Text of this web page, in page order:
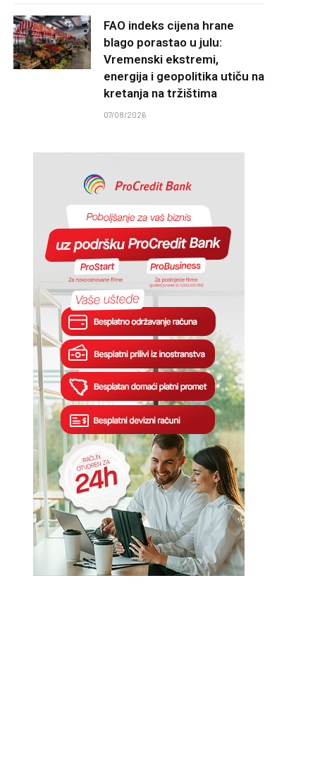
FAO indeks cijena hrane
blago porastao u julu:
Vremenski ekstremi,
energija i geopolitika utiču na
kretanja na tržištima
07/08/2026